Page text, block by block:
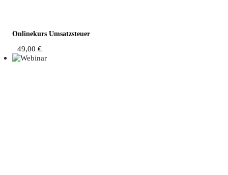
Online­kurs Umsatzsteuer
49,00 €